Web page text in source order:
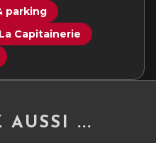
parking
Capitainerie
AUSSI ...